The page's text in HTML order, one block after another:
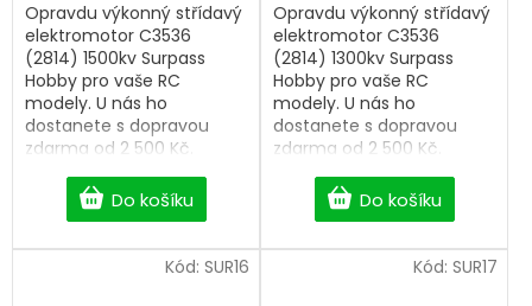
Do košíku
Opravdu výkonný střídavý
elektromotor C3536
(2814) 1500kv Surpass
Hobby pro vaše RC
modely. U nás ho
dostanete s dopravou
zdarma od 2 500 Kč.
Do košíku
Opravdu výkonný střídavý
elektromotor C3536
(2814) 1300kv Surpass
Hobby pro vaše RC
modely. U nás ho
dostanete s dopravou
zdarma od 2 500 Kč.
Kód: SUR16 Kód: SUR17